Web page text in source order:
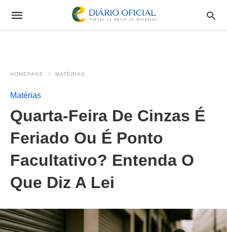
HOMEPAGE MATÉRIAS
Matérias
Quarta-Feira De Cinzas É
Feriado Ou É Ponto
Facultativo? Entenda O
Que Diz A Lei